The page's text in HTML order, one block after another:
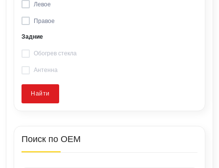
Левое
Правое
Задние
Обогрев стекла
Антенна
Найти
Поиск по OEM